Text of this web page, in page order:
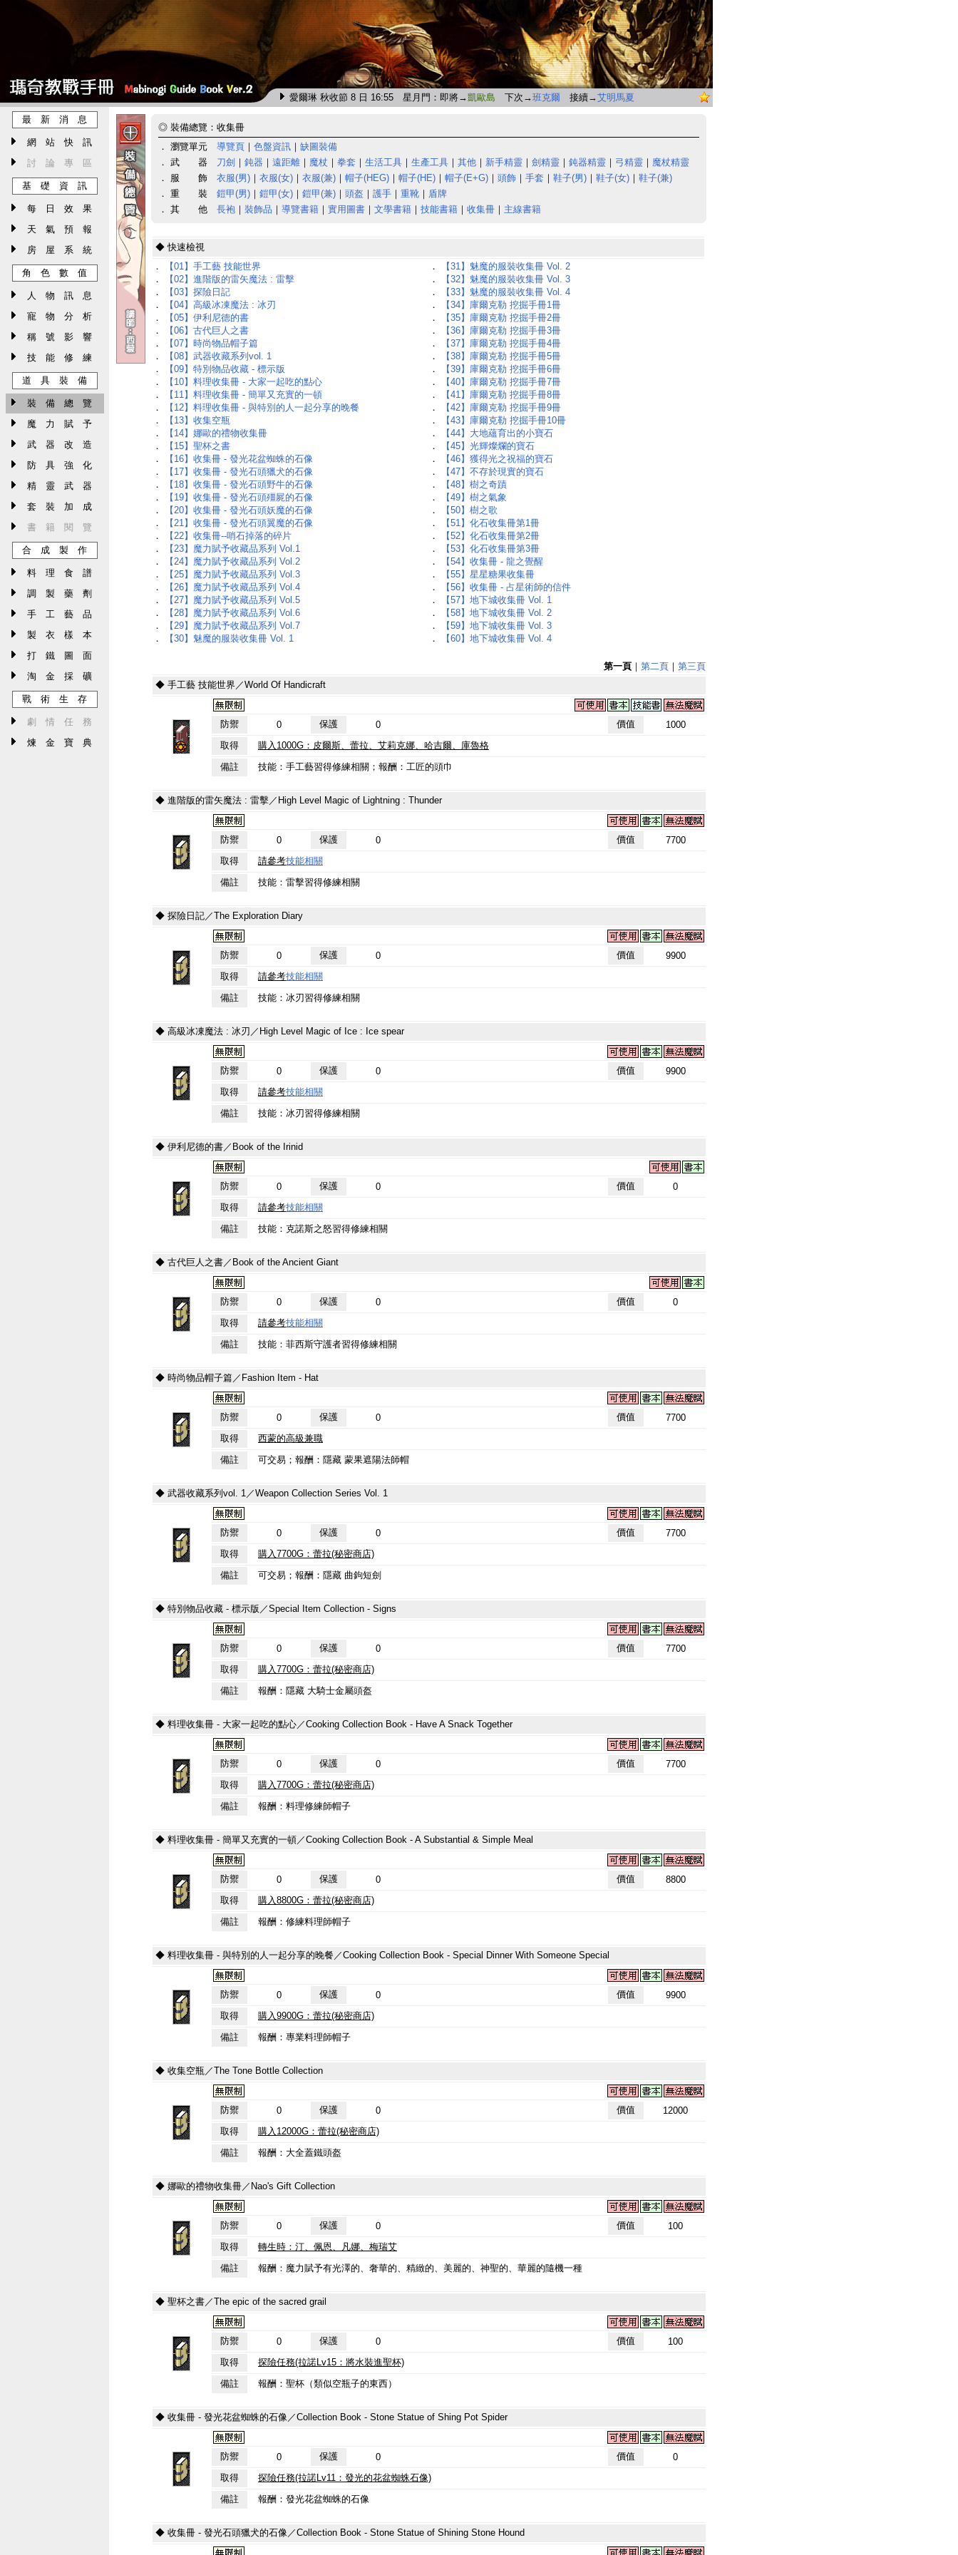
愛爾琳 秋收節 8 日 16:55 星月門：即將→凱歐島 下次→班克爾 接續→艾明馬夏
最 新 消 息
網 站 快 訊
討 論 專 區
基 礎 資 訊
每 日 效 果
天 氣 預 報
房 屋 系 統
角 色 數 值
人 物 訊 息
寵 物 分 析
稱 號 影 響
技 能 修 練
道 具 裝 備
裝 備 總 覽
魔 力 賦 予
武 器 改 造
防 具 強 化
精 靈 武 器
套 裝 加 成
書 籍 閱 覽
合 成 製 作
料 理 食 譜
調 製 藥 劑
手 工 藝 品
製 衣 樣 本
打 鐵 圖 面
淘 金 採 礦
戰 術 生 存
劇 情 任 務
煉 金 寶 典
◎ 裝備總覽：收集冊
． 瀏覽單元 導覽頁 ｜ 色盤資訊 ｜ 缺圖裝備
． 武 器 刀劍 ｜ 鈍器 ｜ 遠距離 ｜ 魔杖 ｜ 拳套 ｜ 生活工具 ｜ 生產工具 ｜ 其他 ｜ 新手精靈 ｜ 劍精靈 ｜ 鈍器精靈 ｜ 弓精靈 ｜ 魔杖精靈
． 服 飾 衣服(男) ｜ 衣服(女) ｜ 衣服(兼) ｜ 帽子(HEG) ｜ 帽子(HE) ｜ 帽子(E+G) ｜ 頭飾 ｜ 手套 ｜ 鞋子(男) ｜ 鞋子(女) ｜ 鞋子(兼)
． 重 裝 鎧甲(男) ｜ 鎧甲(女) ｜ 鎧甲(兼) ｜ 頭盔 ｜ 護手 ｜ 重靴 ｜ 盾牌
． 其 他 長袍 ｜ 裝飾品 ｜ 導覽書籍 ｜ 實用圖書 ｜ 文學書籍 ｜ 技能書籍 ｜ 收集冊 ｜ 主線書籍
◆ 快速檢視
．
【01】手工藝 技能世界
．
【02】進階版的雷矢魔法 : 雷擊
．
【03】探險日記
．
【04】高級冰凍魔法 : 冰刃
．
【05】伊利尼德的書
．
【06】古代巨人之書
．
【07】時尚物品帽子篇
．
【08】武器收藏系列vol. 1
．
【09】特別物品收藏 - 標示版
．
【10】料理收集冊 - 大家一起吃的點心
．
【11】料理收集冊 - 簡單又充實的一頓
．
【12】料理收集冊 - 與特別的人一起分享的晚餐
．
【13】收集空瓶
．
【14】娜歐的禮物收集冊
．
【15】聖杯之書
．
【16】收集冊 - 發光花盆蜘蛛的石像
．
【17】收集冊 - 發光石頭獵犬的石像
．
【18】收集冊 - 發光石頭野牛的石像
．
【19】收集冊 - 發光石頭殭屍的石像
．
【20】收集冊 - 發光石頭妖魔的石像
．
【21】收集冊 - 發光石頭翼魔的石像
．
【22】收集冊--哨石掉落的碎片
．
【23】魔力賦予收藏品系列 Vol.1
．
【24】魔力賦予收藏品系列 Vol.2
．
【25】魔力賦予收藏品系列 Vol.3
．
【26】魔力賦予收藏品系列 Vol.4
．
【27】魔力賦予收藏品系列 Vol.5
．
【28】魔力賦予收藏品系列 Vol.6
．
【29】魔力賦予收藏品系列 Vol.7
．
【30】魅魔的服裝收集冊 Vol. 1
．
【31】魅魔的服裝收集冊 Vol. 2
．
【32】魅魔的服裝收集冊 Vol. 3
．
【33】魅魔的服裝收集冊 Vol. 4
．
【34】庫爾克勒 挖掘手冊1冊
．
【35】庫爾克勒 挖掘手冊2冊
．
【36】庫爾克勒 挖掘手冊3冊
．
【37】庫爾克勒 挖掘手冊4冊
．
【38】庫爾克勒 挖掘手冊5冊
．
【39】庫爾克勒 挖掘手冊6冊
．
【40】庫爾克勒 挖掘手冊7冊
．
【41】庫爾克勒 挖掘手冊8冊
．
【42】庫爾克勒 挖掘手冊9冊
．
【43】庫爾克勒 挖掘手冊10冊
．
【44】大地蘊育出的小寶石
．
【45】光輝燦爛的寶石
．
【46】獲得光之祝福的寶石
．
【47】不存於現實的寶石
．
【48】樹之奇蹟
．
【49】樹之氣象
．
【50】樹之歌
．
【51】化石收集冊第1冊
．
【52】化石收集冊第2冊
．
【53】化石收集冊第3冊
．
【54】收集冊 - 龍之覺醒
．
【55】星星糖果收集冊
．
【56】收集冊 - 占星術師的信件
．
【57】地下城收集冊 Vol. 1
．
【58】地下城收集冊 Vol. 2
．
【59】地下城收集冊 Vol. 3
．
【60】地下城收集冊 Vol. 4
第一頁 ｜ 第二頁 ｜ 第三頁
◆ 手工藝 技能世界／World Of Handicraft
防禦 0 保護 0 價值
1000
取得
購入1000G：皮爾斯、蕾拉、艾莉克娜、哈吉爾、庫魯格
備註
技能：手工藝習得修練相關；報酬：工匠的頭巾
◆ 進階版的雷矢魔法 : 雷擊／High Level Magic of Lightning : Thunder
防禦 0 保護 0 價值
7700
取得
請參考技能相關
備註
技能：雷擊習得修練相關
◆ 探險日記／The Exploration Diary
防禦 0 保護 0 價值
9900
取得
請參考技能相關
備註
技能：冰刃習得修練相關
◆ 高級冰凍魔法 : 冰刃／High Level Magic of Ice : Ice spear
防禦 0 保護 0 價值
9900
取得
請參考技能相關
備註
技能：冰刃習得修練相關
◆ 伊利尼德的書／Book of the Irinid
防禦 0 保護 0 價值
0
取得
請參考技能相關
備註
技能：克諾斯之怒習得修練相關
◆ 古代巨人之書／Book of the Ancient Giant
防禦 0 保護 0 價值
0
取得
請參考技能相關
備註
技能：菲西斯守護者習得修練相關
◆ 時尚物品帽子篇／Fashion Item - Hat
防禦 0 保護 0 價值
7700
取得
西蒙的高級兼職
備註
可交易；報酬：隱藏 蒙果遮陽法師帽
◆ 武器收藏系列vol. 1／Weapon Collection Series Vol. 1
防禦 0 保護 0 價值
7700
取得
購入7700G：蕾拉(秘密商店)
備註
可交易；報酬：隱藏 曲鉤短劍
◆ 特別物品收藏 - 標示版／Special Item Collection - Signs
防禦 0 保護 0 價值
7700
取得
購入7700G：蕾拉(秘密商店)
備註
報酬：隱藏 大騎士金屬頭盔
◆ 料理收集冊 - 大家一起吃的點心／Cooking Collection Book - Have A Snack Together
防禦 0 保護 0 價值
7700
取得
購入7700G：蕾拉(秘密商店)
備註
報酬：料理修練師帽子
◆ 料理收集冊 - 簡單又充實的一頓／Cooking Collection Book - A Substantial & Simple Meal
防禦 0 保護 0 價值
8800
取得
購入8800G：蕾拉(秘密商店)
備註
報酬：修練料理師帽子
◆ 料理收集冊 - 與特別的人一起分享的晚餐／Cooking Collection Book - Special Dinner With Someone Special
防禦 0 保護 0 價值
9900
取得
購入9900G：蕾拉(秘密商店)
備註
報酬：專業料理師帽子
◆ 收集空瓶／The Tone Bottle Collection
防禦 0 保護 0 價值
12000
取得
購入12000G：蕾拉(秘密商店)
備註
報酬：大全蓋鐵頭盔
◆ 娜歐的禮物收集冊／Nao's Gift Collection
防禦 0 保護 0 價值
100
取得
轉生時：汀、佩恩、凡娜、梅瑞艾
備註
報酬：魔力賦予有光澤的、奢華的、精緻的、美麗的、神聖的、華麗的隨機一種
◆ 聖杯之書／The epic of the sacred grail
防禦 0 保護 0 價值
100
取得
探險任務(拉諾Lv15：將水裝進聖杯)
備註
報酬：聖杯（類似空瓶子的東西）
◆ 收集冊 - 發光花盆蜘蛛的石像／Collection Book - Stone Statue of Shing Pot Spider
防禦 0 保護 0 價值
0
取得
探險任務(拉諾Lv11：發光的花盆蜘蛛石像)
備註
報酬：發光花盆蜘蛛的石像
◆ 收集冊 - 發光石頭獵犬的石像／Collection Book - Stone Statue of Shining Stone Hound